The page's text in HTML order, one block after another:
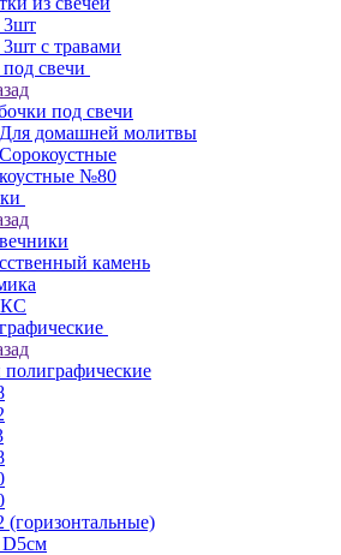
с травами
свечи
под свечи
домашней молитвы
№80
камень
(горизонтальные)